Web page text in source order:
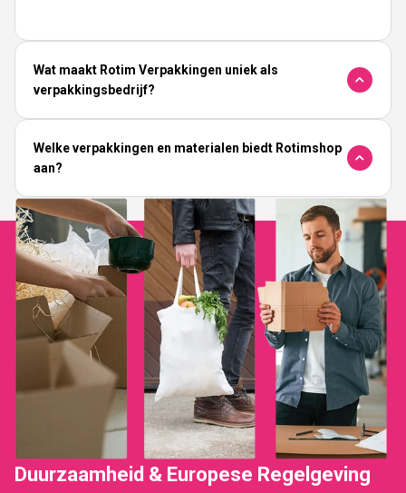
Wat maakt Rotim Verpakkingen uniek als
verpakkingsbedrijf?
Welke verpakkingen en materialen biedt Rotimshop
aan?
Duurzaamheid & Europese Regelgeving